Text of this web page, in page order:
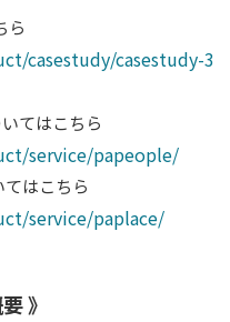
ら
casestudy/casestudy-3
てはこちら
service/papeople/
てはこちら
service/paplace/
》